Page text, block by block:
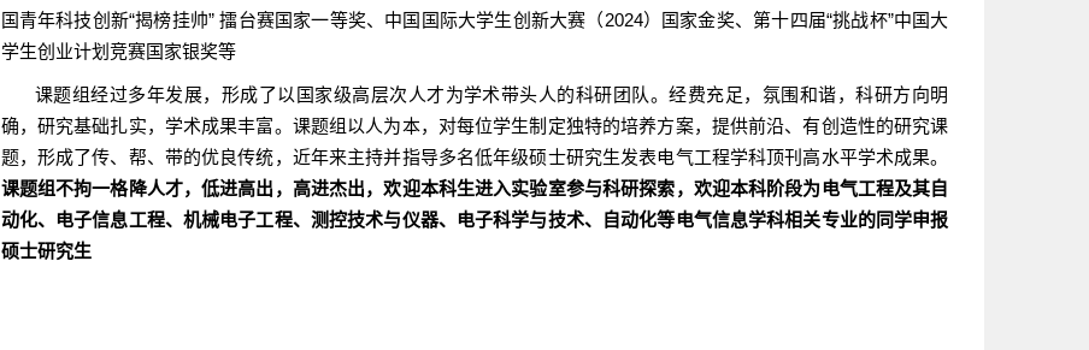
国青年科技创新“揭榜挂帅” 擂台赛国家一等奖、中国国际大学生创新大赛（2024）国家金奖、第十四届“挑战杯”中国大
学生创业计划竞赛国家银奖等
课题组经过多年发展，形成了以国家级高层次人才为学术带头人的科研团队。经费充足，氛围和谐，科研方向明
确，研究基础扎实，学术成果丰富。课题组以人为本，对每位学生制定独特的培养方案，提供前沿、有创造性的研究课
题，形成了传、帮、带的优良传统，近年来主持并指导多名低年级硕士研究生发表电气工程学科顶刊高水平学术成果。
课题组不拘一格降人才，低进高出，高进杰出，欢迎本科生进入实验室参与科研探索，欢迎本科阶段为电气工程及其自
动化、 电子信息工程、机械电子工程、测控技术与仪器、电子科学与技术、自动化等电气信息学科相关专业的同学申报
硕士研究生